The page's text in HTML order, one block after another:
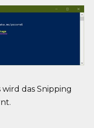
wird das Snipping